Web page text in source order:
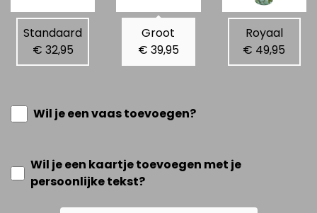
Standaard
€ 32,95
Groot
€ 39,95
Royaal
€ 49,95
Wil je een vaas toevoegen?
Wil je een kaartje toevoegen met je
persoonlijke tekst?